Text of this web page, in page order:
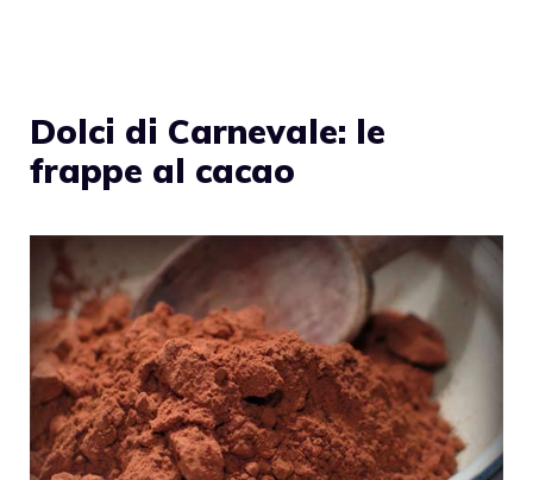
Dolci di Carnevale: le
frappe al cacao